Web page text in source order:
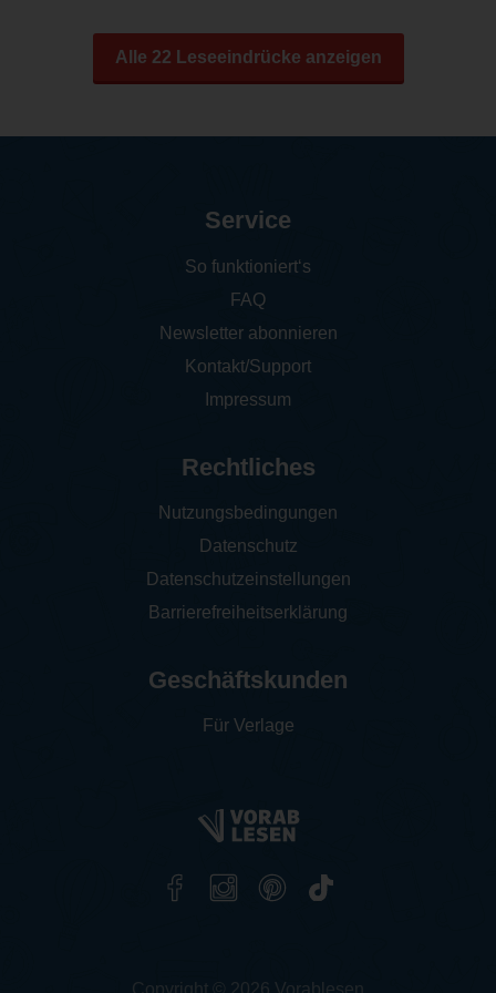
Alle 22 Leseeindrücke anzeigen
Service
So funktioniert‘s
FAQ
Newsletter abonnieren
Kontakt/Support
Impressum
Rechtliches
Nutzungsbedingungen
Datenschutz
Datenschutzeinstellungen
Barrierefreiheitserklärung
Geschäftskunden
Für Verlage
Copyright © 2026 Vorablesen